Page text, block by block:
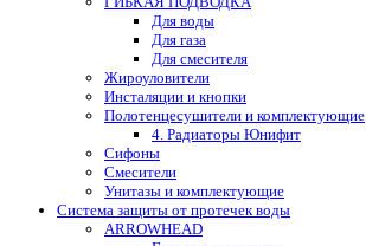
Для воды
Для газа
Для смесителя
Жироуловители
Инсталяции и кнопки
Полотенцесушители и комплектующие
4. Радиаторы Юнифит
Сифоны
Смесители
Унитазы и комплектующие
Система защиты от протечек воды
ARROWHEAD